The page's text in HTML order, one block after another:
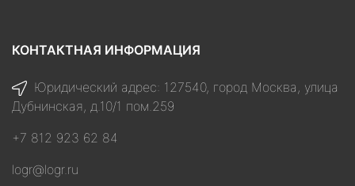
КОНТАКТНАЯ ИНФОРМАЦИЯ
Юридический адрес: 127540, город Москва, улица
Дубнинская, д.10/1 пом.259
+7 812 923 62 84
logr@logr.ru